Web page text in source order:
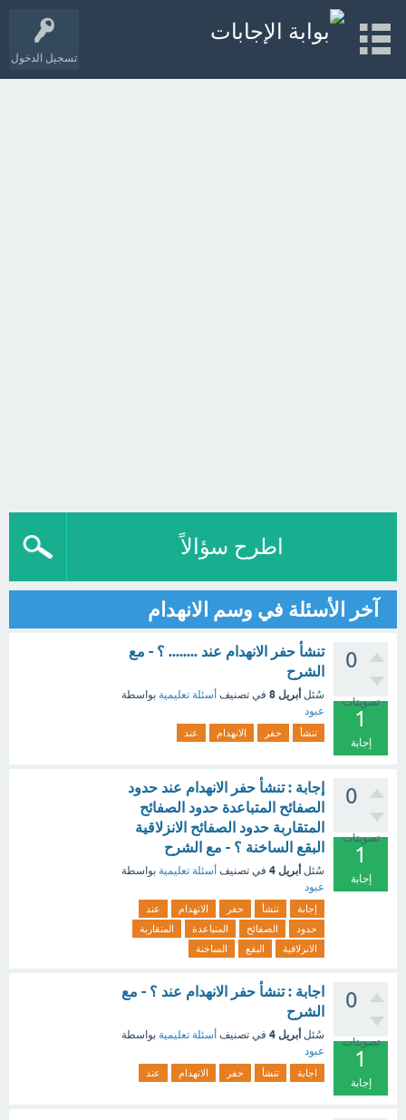
تسجيل الدخول
اطرح سؤالاً
آخر الأسئلة في وسم الانهدام
0
تصويتات
1
إجابة
تنشأ حفر الانهدام عند ........ ؟ - مع
الشرح
سُئل أبريل 8 في تصنيف أسئلة تعليمية بواسطة
عبود
تنشأ حفر الانهدام عند
0
تصويتات
1
إجابة
إجابة : تنشأ حفر الانهدام عند حدود
الصفائح المتباعدة حدود الصفائح
المتقاربة حدود الصفائح الانزلاقية
البقع الساخنة ؟ - مع الشرح
سُئل أبريل 4 في تصنيف أسئلة تعليمية بواسطة
عبود
إجابة تنشأ حفر الانهدام
عند
حدود
الصفائح المتباعدة
المتقاربة
الانزلاقية
البقع الساخنة
0
تصويتات
1
إجابة
اجابة : تنشأ حفر الانهدام عند ؟ - مع
الشرح
سُئل أبريل 4 في تصنيف أسئلة تعليمية بواسطة
عبود
اجابة تنشأ حفر الانهدام عند